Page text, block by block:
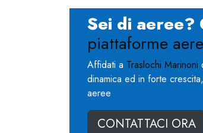
Sei di aeree?
piattaforme
Affidati a Traslochi Marinoni
dinamica ed in forte
aeree
CONTATTACI ORA